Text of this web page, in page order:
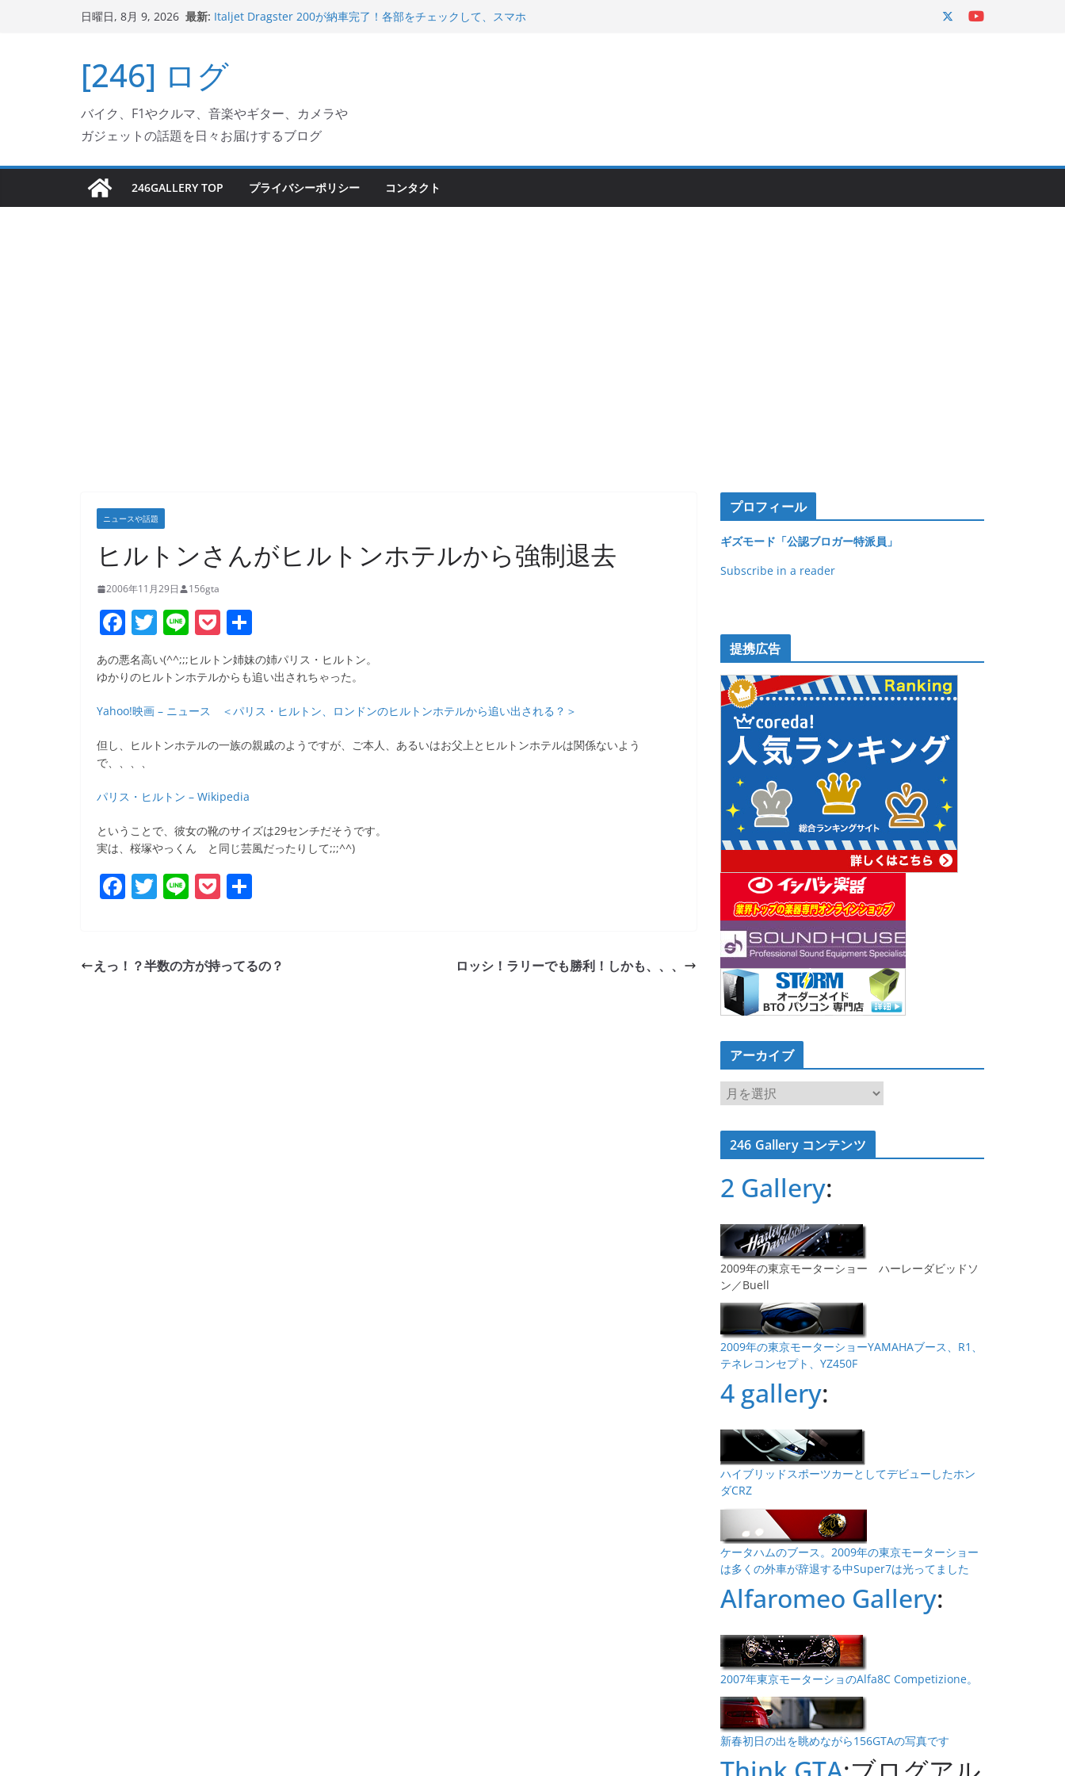
キ
プ
日曜日, 8月 9, 2026 最新: Italjet Dragster 200が納車完了！各部をチェックして、スマホ
Ken Block 逝去
岩手県奥州市へのふるさと納税で KGR HARMONY 南部鉄器エ
Italjet Dragster 200のフロントISSサスの動きが判ったらコーナ
リングが楽しくなった
[246] ログ
バイク、F1やクルマ、音楽やギター、カメラや
ガジェットの話題を日々お届けするブログ
246GALLERY TOP プライバシーポリシー コンタクト
ニュースや話題
ヒルトンさんがヒルトンホテルから強制退去
2006年11月29日 156gta
F
a
c
e
b
o
o
k
T
w
itt
Li
n
e
P
o
ck
et
有
あの悪名高い(^^;;;ヒルトン姉妹の姉パリス・ヒルトン。
ゆかりのヒルトンホテルからも追い出されちゃった。
Yahoo!映画 – ニュース ＜パリス・ヒルトン、ロンドンのヒルトンホテルから追い出される？＞
但し、ヒルトンホテルの一族の親戚のようですが、ご本人、あるいはお父上とヒルトンホテルは関係ないよう
で、、、、
パリス・ヒルトン – Wikipedia
ということで、彼女の靴のサイズは29センチだそうです。
実は、桜塚やっくん と同じ芸風だったりして;;;^^)
F
e
T
er
Li P
et
えっ！？半数の方が持ってるの？ ロッシ！ラリーでも勝利！しかも、、、
プロフィール
ギズモード「公認ブロガー特派員」
Subscribe in a reader
提携広告
アーカイブ
ア
ー
カ
イ246 Gallery コンテンツ
2 Gallery:
2009年の東京モーターショー ハーレーダビッドソ
ン／Buell
2009年の東京モーターショーYAMAHAブース、R1、
テネレコンセプト、YZ450F
4 gallery:
ハイブリッドスポーツカーとしてデビューしたホン
ダCRZ
ケータハムのブース。2009年の東京モーターショー
は多くの外車が辞退する中Super7は光ってました
Alfaromeo Gallery:
2007年東京モーターショのAlfa8C Competizione。
新春初日の出を眺めながら156GTAの写真です